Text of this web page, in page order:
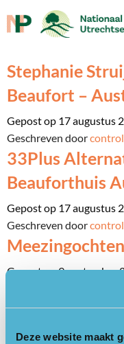
Deze website maakt
Stephanie
Beaufort –
Gepost op 17 augustus
Geschreven door
33Plus
Beauforthuis
Gepost op 17 augustus
Geschreven door
Gepost op 9 september
Nacht van de
concert en